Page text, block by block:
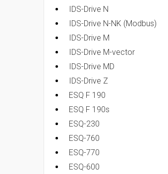
IDS-Drive N
IDS-Drive N-NK (Modbus)
IDS-Drive M
IDS-Drive M-vector
IDS-Drive MD
IDS-Drive Z
ESQ F 190
ESQ F 190s
ESQ-230
ESQ-760
ESQ-770
ESQ-600